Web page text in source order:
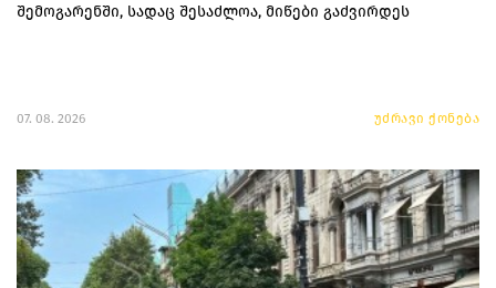
შემოგარენში, სადაც შესაძლოა, მიწები გაძვირდეს
07. 08. 2026 უძრავი ქონება